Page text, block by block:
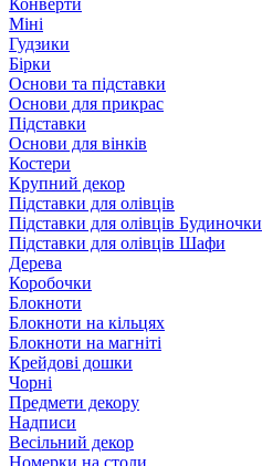
Конверти
Міні
Гудзики
Бірки
Основи та підставки
Основи для прикрас
Підставки
Основи для вінків
Костери
Крупний декор
Підставки для олівців
Підставки для олівців Будиночки
Підставки для олівців Шафи
Дерева
Коробочки
Блокноти
Блокноти на кільцях
Блокноти на магніті
Крейдові дошки
Чорні
Предмети декору
Надписи
Весільний декор